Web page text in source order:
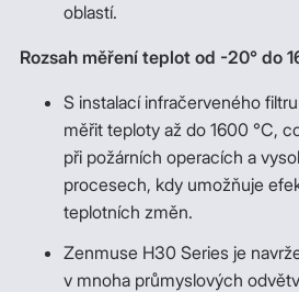
oblastí.
Rozsah měření teplot od -20° do
S instalací infračerveného
měřit teploty až do 1600 °C,
při požárních operacích a
procesech, kdy umožňuje
teplotních změn.
Zenmuse H30 Series je
v mnoha průmyslových